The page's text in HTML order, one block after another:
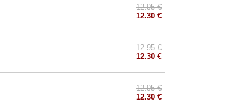
12.95 €
12.30 €
12.95 €
12.30 €
12.95 €
12.30 €